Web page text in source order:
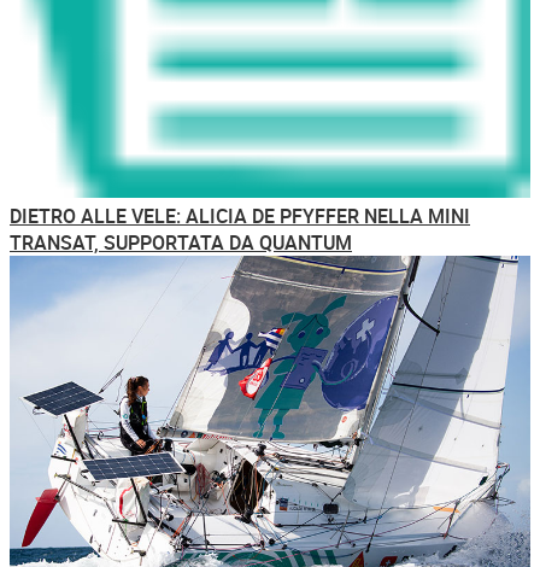
DIETRO ALLE VELE: ALICIA DE PFYFFER NELLA MINI
TRANSAT, SUPPORTATA DA QUANTUM